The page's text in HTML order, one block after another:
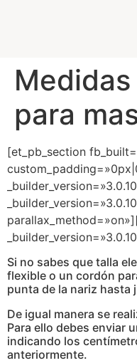
para
[et_pb_section
Si no sabes que talla
flexible o un cordón
punta de la nariz hasta
De igual manera se
Para ello debes enviar
indicando los
anteriormente.